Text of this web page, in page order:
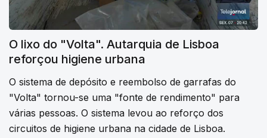
O lixo do "Volta". Autarquia de Lisboa
reforçou higiene urbana
O sistema de depósito e reembolso de garrafas do
"Volta" tornou-se uma "fonte de rendimento" para
várias pessoas. O sistema levou ao reforço dos
circuitos de higiene urbana na cidade de Lisboa.